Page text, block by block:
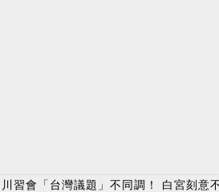
習會「台灣議題」不同調！ 白宮刻意